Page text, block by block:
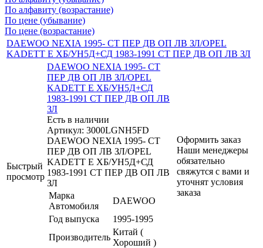
По алфавиту (возрастание)
По цене (убывание)
По цене (возрастание)
DAEWOO NEXIA 1995- СТ ПЕР ДВ ОП ЛВ ЗЛ/OPEL
KADETT E ХБ/УН5Д+СД 1983-1991 СТ ПЕР ДВ ОП ЛВ ЗЛ
Быстрый
просмотр
DAEWOO NEXIA 1995- СТ
ПЕР ДВ ОП ЛВ ЗЛ/OPEL
KADETT E ХБ/УН5Д+СД
1983-1991 СТ ПЕР ДВ ОП ЛВ
ЗЛ
Есть в наличии
Артикул: 3000LGNH5FD
DAEWOO NEXIA 1995- СТ
ПЕР ДВ ОП ЛВ ЗЛ/OPEL
KADETT E ХБ/УН5Д+СД
1983-1991 СТ ПЕР ДВ ОП ЛВ
ЗЛ
Марка
Автомобиля
DAEWOO
Год выпуска
1995-1995
Производитель
Китай (
Хороший )
Оформить заказ
Наши менеджеры
обязательно
свяжутся с вами и
уточнят условия
заказа